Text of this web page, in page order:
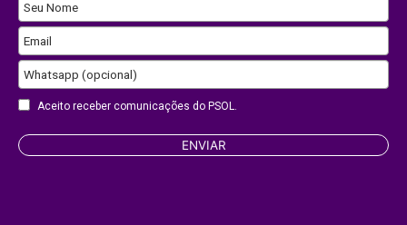
Your
Website
Seu Nome
Email
Whatsapp (opcional)
Aceito receber comunicações do PSOL.
ENVIAR